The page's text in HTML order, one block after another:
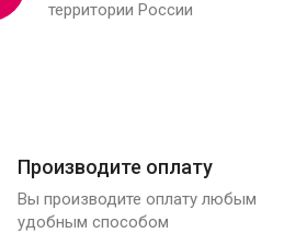
территории России
Производите оплату
Вы производите оплату любым
удобным способом